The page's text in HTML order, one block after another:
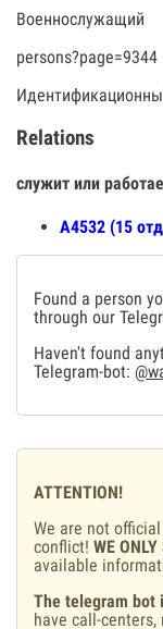
Военнослужащий
persons?page=9344
Relations
служит или
А4532 (15
Found a person
through our
Haven't found
Telegram-bot:
ATTENTION!
We are not
conflict! WE
available
The telegram bot
have call-